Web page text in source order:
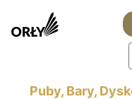
Puby, Bary,